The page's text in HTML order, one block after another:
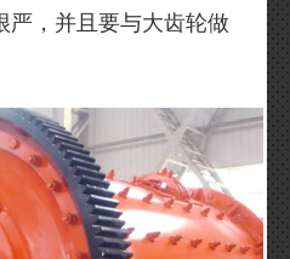
严，并且要与大齿轮做